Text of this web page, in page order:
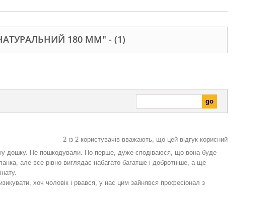
180 ММ" - (1)
2 із 2 користувачів вважають, що цей відгук корисний
дошку. Не пошкодували. По-перше, дуже сподіваюся, що вона буде
але все рівно виглядає набагато багатше і добротніше, а ще
хоч чоловік і рвався, у нас цим зайнявся професіонал з